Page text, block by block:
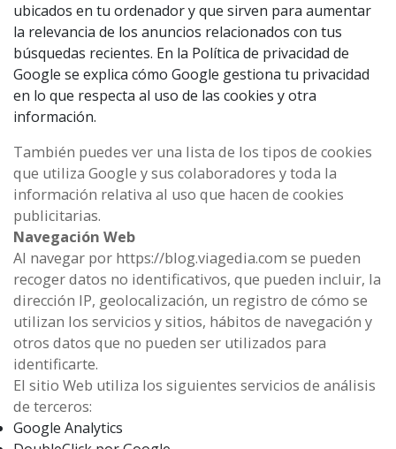
ubicados en tu ordenador y que sirven para aumentar
la relevancia de los anuncios relacionados con tus
búsquedas recientes. En la Política de privacidad de
Google se explica cómo Google gestiona tu privacidad
en lo que respecta al uso de las cookies y otra
información.
También puedes ver una lista de los tipos de cookies
que utiliza Google y sus colaboradores y toda la
información relativa al uso que hacen de cookies
publicitarias.
Navegación Web
Al navegar por https://blog.viagedia.com se pueden
recoger datos no identificativos, que pueden incluir, la
dirección IP, geolocalización, un registro de cómo se
utilizan los servicios y sitios, hábitos de navegación y
otros datos que no pueden ser utilizados para
identificarte.
El sitio Web utiliza los siguientes servicios de análisis
de terceros:
Google Analytics